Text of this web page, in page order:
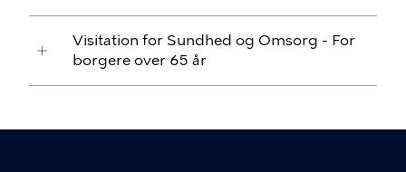
Visitation for Sundhed og Omsorg - For
borgere over 65 år